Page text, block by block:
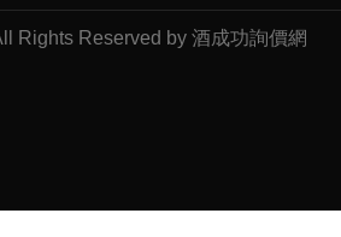
Rights Reserved by 酒成功詢價網